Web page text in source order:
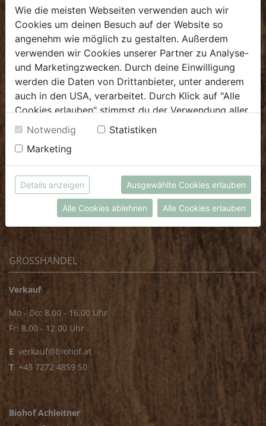
Mo - Fr: 8.00 - 16.00 Uhr
E.biofrischmarkt@biohof.at
+43 7272 4859 70
KULINARIUM
Mo - Fr: 8.00 - 14.30 Uhr
Sa: 8.00 - 13.30 Uhr
biokulinarium@biohof.at
+43 7272 4859 60
GROSSHANDEL
Verkauf
Mo - Do: 8.00 - 16.00 Uhr
Fr: 8.00 - 12.00 Uhr
E. verkauf@biohof.at
T. +43 7272 4859 50
Biohof Achleitner
Wie die meisten Webseiten verwenden auch wir
Cookies um deinen Besuch auf der Website so
angenehm wie möglich zu gestalten. Außerdem
verwenden wir Cookies unserer Partner zu Analyse-
und Marketingzwecken. Durch deine Einwilligung
werden die Daten von Drittanbieter, unter anderem
auch in den USA, verarbeitet. Durch Klick auf "Alle
Cookies erlauben" stimmst du der Verwendung aller
Cookies zu. Unter "Details anzeigen" findest du alle
Infos zu den unterschiedlichen Cookies, du kannst
auch entscheiden, welche Cookies du erlauben
möchtest.
Weitere Informationen findest du in unserer
Datenschutzerklärungbzw. imImpressum
Notwendig
Statistiken
Marketing
Details anzeigen Ausgewählte Cookies erlauben
Alle Cookies ablehnen Alle Cookies erlauben